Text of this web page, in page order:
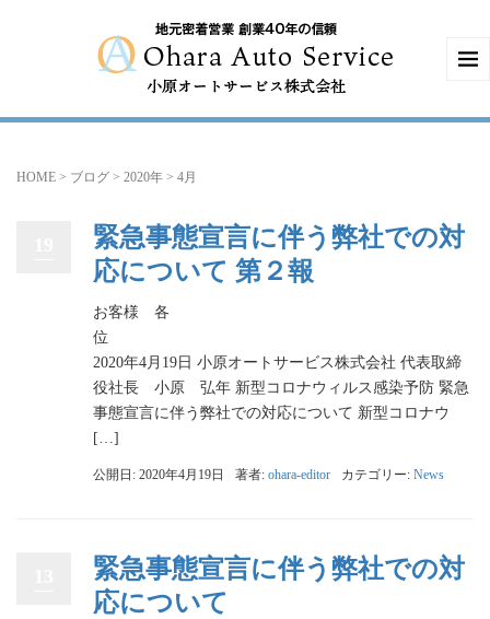
HOME > ブログ > 2020年 > 4月
緊急事態宣言に伴う弊社での対
応について 第２報
お客様 各
位
2020年4月19日 小原オートサービス株式会社 代表取締
役社長 小原 弘年 新型コロナウィルス感染予防 緊急
事態宣言に伴う弊社での対応について 新型コロナウ
[…]
公開日: 2020年4月19日 著者: ohara-editor カテゴリー: News
緊急事態宣言に伴う弊社での対
応について